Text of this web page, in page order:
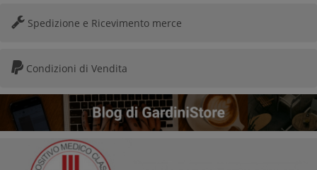
riposo ottimale.
Come scegliere il letto a scomparsa
giusto per te
Prima di acquistare un letto a scomparsa, considera alcuni
aspetti fondamentali:
Spedizione e Ricevimento merce
Condizioni di Vendita